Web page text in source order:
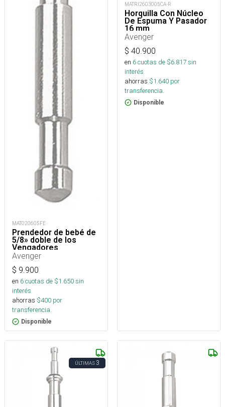
MAT020605FE
Prendedor de bebé de
5/8» doble de los
Vengadores
Avenger
$ 9.900
en 6cuotas de $1.650sin
interés
ahorras $400 por
transferencia.
Disponible
MATRI2603005CA-R
Horquilla Con Núcleo
De Espuma Y Pasador
16 mm
Avenger
$ 40.900
en 6cuotas de $6.817sin
interés
ahorras $1.640 por
transferencia.
Disponible
ÚLTIMAS3